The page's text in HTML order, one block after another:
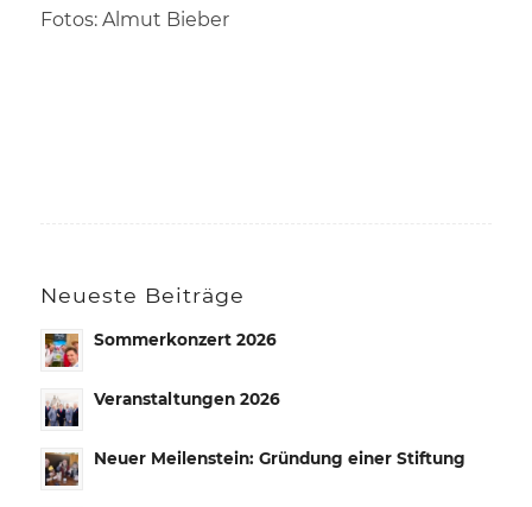
Fotos: Almut Bieber
Neueste Beiträge
Sommerkonzert 2026
Veranstaltungen 2026
Neuer Meilenstein: Gründung einer Stiftung